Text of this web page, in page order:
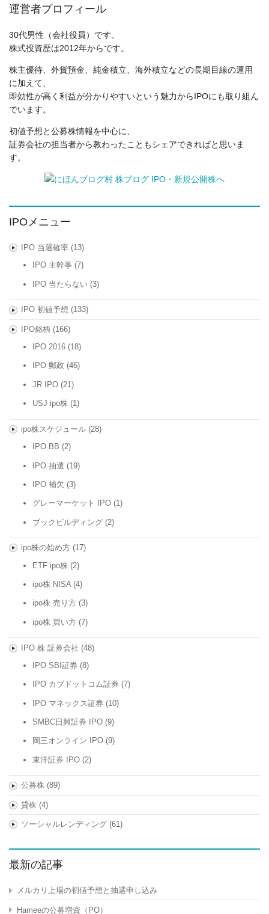
運営者プロフィール
30代男性（会社役員）です。
株式投資歴は2012年からです。
株主優待、外貨預金、純金積立、海外積立などの長期目線の運用
に加えて、
即効性が高く利益が分かりやすいという魅力からIPOにも取り組ん
でいます。
初値予想と公募株情報を中心に、
証券会社の担当者から教わったこともシェアできればと思いま
す。
IPOメニュー
IPO 当選確率(13)
IPO 主幹事 (7)
IPO 当たらない (3)
IPO 初値予想 (133)
IPO銘柄 (166)
IPO 2016 (18)
IPO 郵政 (46)
JR IPO (21)
USJ ipo株 (1)
ipo株スケジュール(28)
IPO BB (2)
IPO 抽選 (19)
IPO 補欠 (3)
グレーマーケット IPO (1)
ブックビルディング (2)
ipo株の始め方(17)
ETF ipo株 (2)
ipo株 NISA(4)
ipo株 売り方 (3)
ipo株 買い方 (7)
IPO 株 証券会社 (48)
IPO SBI証券 (8)
IPO カブドットコム証券 (7)
IPO マネックス証券 (10)
SMBC日興証券 IPO (9)
岡三オンライン IPO (9)
東洋証券 IPO (2)
公募株(89)
貸株(4)
ソーシャルレンディング(61)
最新の記事
メルカリ上場の初値予想と抽選申し込み
Hameeの公募増資（PO）